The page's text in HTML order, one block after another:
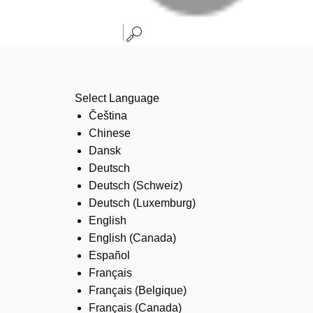
Select Language
Čeština
Chinese
Dansk
Deutsch
Deutsch (Schweiz)
Deutsch (Luxemburg)
English
English (Canada)
Español
Français
Français (Belgique)
Français (Canada)